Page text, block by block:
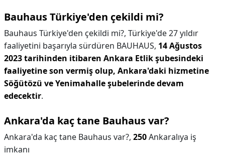
Bauhaus Türkiye'den çekildi mi?
Bauhaus Türkiye'den çekildi mi?, Türkiye'de 27 yıldır
faaliyetini başarıyla sürdüren BAUHAUS, 14 Ağustos
2023 tarihinden itibaren Ankara Etlik şubesindeki
faaliyetine son vermiş olup, Ankara'daki hizmetine
Söğütözü ve Yenimahalle şubelerinde devam
edecektir.
Ankara'da kaç tane Bauhaus var?
Ankara'da kaç tane Bauhaus var?, 250Ankaralıya iş
imkanı